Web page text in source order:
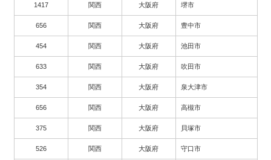
1417 関西 大阪府 堺市
656 関西 大阪府 豊中市
454 関西 大阪府 池田市
633 関西 大阪府 吹田市
354 関西 大阪府 泉大津市
656 関西 大阪府 高槻市
375 関西 大阪府 貝塚市
526 関西 大阪府 守口市